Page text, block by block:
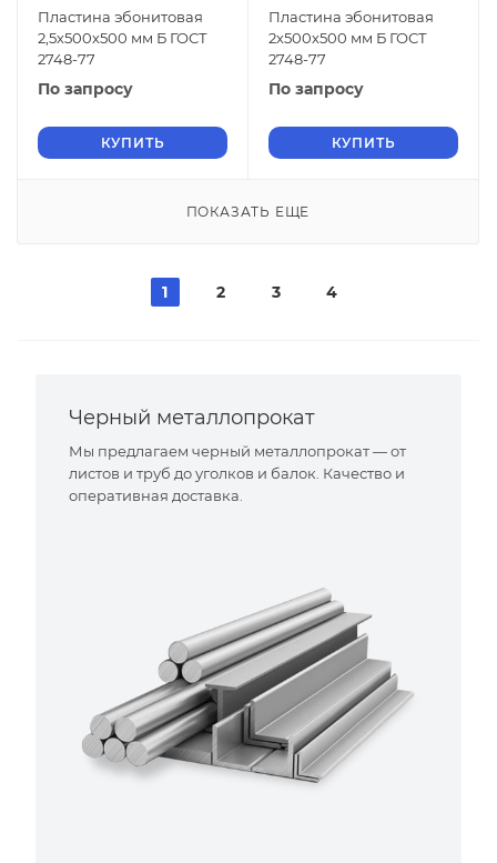
Пластина эбонитовая
2,5х500х500 мм Б ГОСТ
2748-77
По запросу
КУПИТЬ
Пластина эбонитовая
2х500х500 мм Б ГОСТ
2748-77
По запросу
КУПИТЬ
ПОКАЗАТЬ ЕЩЕ
1 2 3 4
Черный металлопрокат
Мы предлагаем черный металлопрокат — от
листов и труб до уголков и балок. Качество и
оперативная доставка.